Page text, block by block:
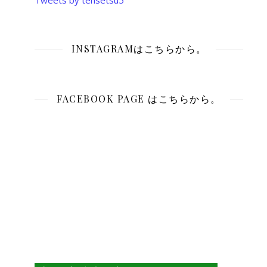
INSTAGRAMはこちらから。
FACEBOOK PAGE はこちらから。